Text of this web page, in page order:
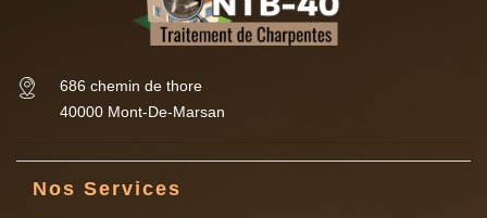
686 chemin de thore
40000 Mont-De-Marsan
Nos Services